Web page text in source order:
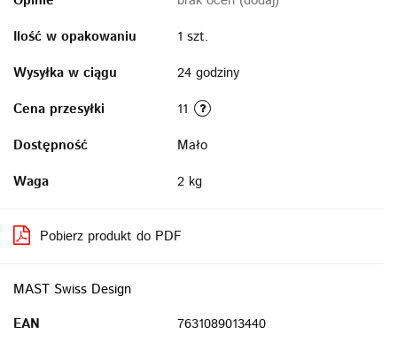
Ilość w opakowaniu
1 szt.
Wysyłka w ciągu
24 godziny
Cena przesyłki
11
Dostępność
Mało
Waga
2 kg
Pobierz produkt do PDF
MAST Swiss Design
EAN
7631089013440